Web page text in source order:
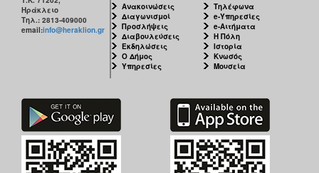
Ηράκλειο
Τηλ.: 2813-409000
email:info@heraklion.gr
Ανακοινώσεις
Διαγωνισμοί
Προσλήψεις
Διαβουλεύσεις
Εκδηλώσεις
Ο Δήμος
Υπηρεσίες
Τηλέφωνα
e-Υπηρεσίες
e-Αιτήματα
Η Πόλη
Ιστορία
Κνωσός
Μουσεία